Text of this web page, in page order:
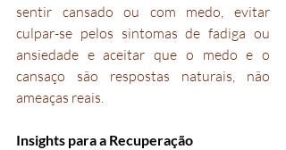
sentir cansado ou com medo, evitar
culpar-se pelos sintomas de fadiga ou
ansiedade e aceitar que o medo e o
cansaço são respostas naturais, não
ameaças reais.
Insights para a Recuperação